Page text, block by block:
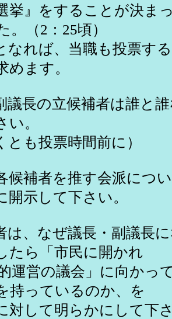
挙』をすることが決ま
。（2：25頃）
れば、当職も投票す
めます。
議長の立候補者は誰と
い。
投票時間前に）
候補者を推す会派につ
開示して下さい。
は、なぜ議長・副議長
たら「市民に開かれ
運営の議会」に向かっ
持っているのか、を
して明らかにして下